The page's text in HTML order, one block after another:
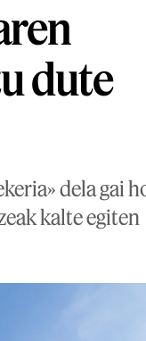
dute
dela gai
kalte egiten